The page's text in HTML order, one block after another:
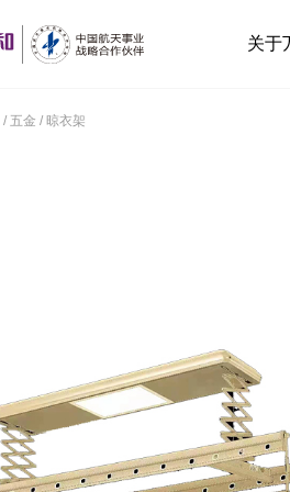
关于
/ 五金 / 晾衣架